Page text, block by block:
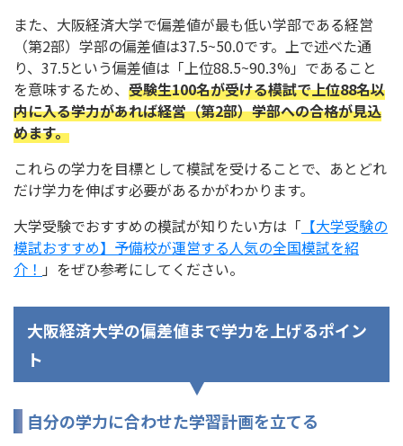
また、大阪経済大学で偏差値が最も低い学部である経営
（第2部）学部の偏差値は37.5~50.0です。上で述べた通
り、37.5という偏差値は「上位88.5~90.3%」であること
を意味するため、 受験生100名が受ける模試で上位88名以
内に入る学力があれば経営（第2部）学部への合格が見込
めます。
これらの学力を目標として模試を受けることで、あとどれ
だけ学力を伸ばす必要があるかがわかります。
大学受験でおすすめの模試が知りたい方は「 【大学受験の
模試おすすめ】予備校が運営する人気の全国模試を紹
介！ 」をぜひ参考にしてください。
大阪経済大学の偏差値まで学力を上げるポイン
ト
自分の学力に合わせた学習計画を立てる